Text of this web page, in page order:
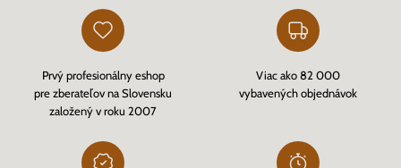
Prvý profesionálny eshop
pre zberateľov na Slovensku
založený v roku 2007
Viac ako 82 000
vybavených objednávok